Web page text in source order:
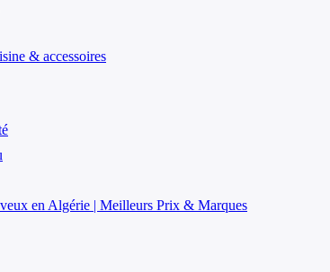
& accessoires
en Algérie | Meilleurs Prix & Marques